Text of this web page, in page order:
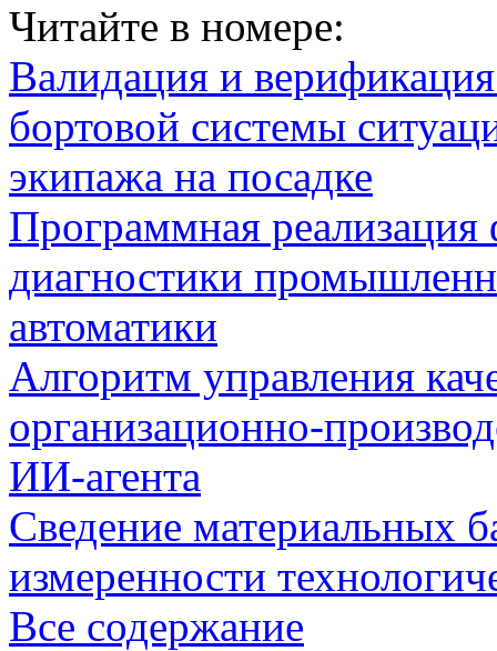
Читайте в номере:
Валидация и
бортовой системы
экипажа на посадке
Программная
диагностики
автоматики
Алгоритм управления
организационно-
ИИ-агента
Сведение материальных
измеренности
Все содержание